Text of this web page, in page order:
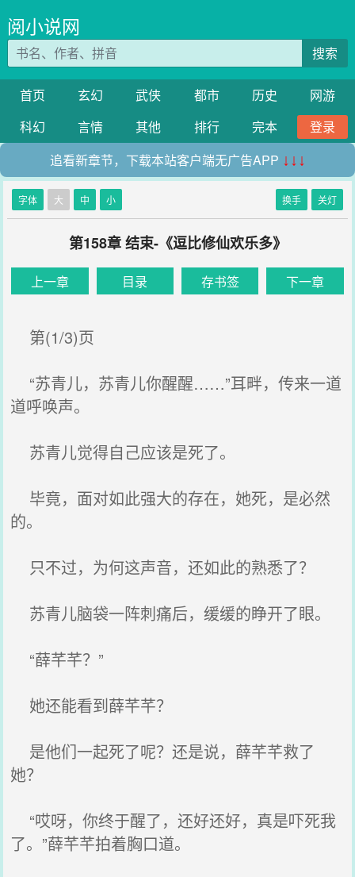
阅小说网
搜索
首页 玄幻 武侠 都市 历史
网游
科幻
言情 其他 排行 完本
登录
追看新章节，下载本站客户端无广告APP ↓↓↓
字体 大 中 小 换手 关灯
第158章 结束-《逗比修仙欢乐多》
上一章 目录 存书签 下一章
第(1/3)页
“苏青儿，苏青儿你醒醒……”耳畔，传来一道
道呼唤声。
苏青儿觉得自己应该是死了。
毕竟，面对如此强大的存在，她死，是必然
的。
只不过，为何这声音，还如此的熟悉了？
苏青儿脑袋一阵刺痛后，缓缓的睁开了眼。
“薛芊芊？”
她还能看到薛芊芊？
是他们一起死了呢？还是说，薛芊芊救了
她？
“哎呀，你终于醒了，还好还好，真是吓死我
了。”薛芊芊拍着胸口道。